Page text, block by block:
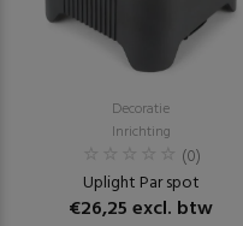
Decoratie
Inrichting
(0)
Uplight Par spot
€26,25 excl. btw